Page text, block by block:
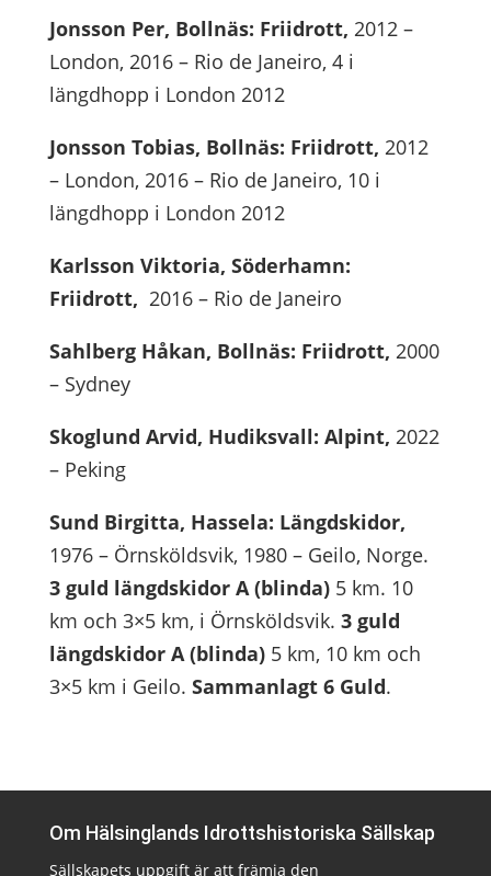
Jonsson Per, Bollnäs: Friidrott, 2012 –
London, 2016 – Rio de Janeiro, 4 i
längdhopp i London 2012
Jonsson Tobias, Bollnäs: Friidrott, 2012
– London, 2016 – Rio de Janeiro, 10 i
längdhopp i London 2012
Karlsson Viktoria, Söderhamn:
Friidrott, 2016 – Rio de Janeiro
Sahlberg Håkan, Bollnäs: Friidrott, 2000
– Sydney
Skoglund Arvid, Hudiksvall: Alpint, 2022
– Peking
Sund Birgitta, Hassela: Längdskidor,
1976 – Örnsköldsvik, 1980 – Geilo, Norge.
3 guld längdskidor A (blinda)5 km. 10
km och 3×5 km, i Örnsköldsvik. 3 guld
längdskidor A (blinda)5 km, 10 km och
3×5 km i Geilo. Sammanlagt 6 Guld.
Om Hälsinglands Idrottshistoriska Sällskap
Sällskapets uppgift är att främja den